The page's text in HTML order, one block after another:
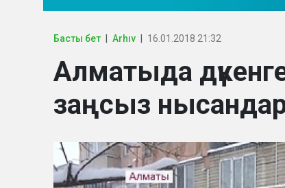
Басты бет Arhıv 16.01.2018 21:32
Алматыда
заңсыз нысандар